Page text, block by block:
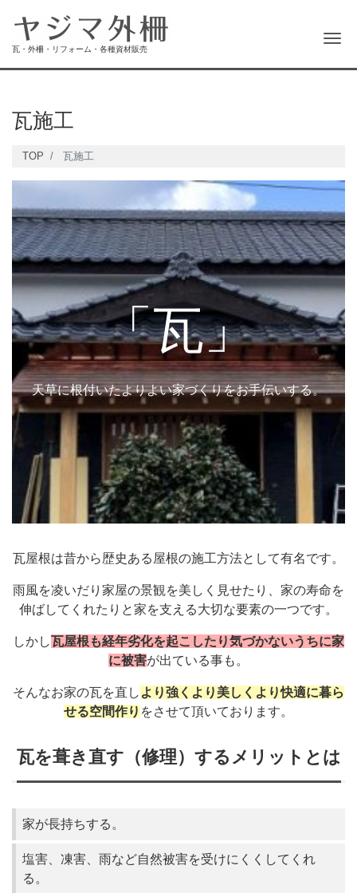
瓦・外柵・リフォーム・各種資材販売
瓦施工
TOP 瓦施工
「瓦」
天草に根付いたよりよい家づくりをお手伝いする。
瓦屋根は昔から歴史ある屋根の施工方法として有名です。
雨風を凌いだり家屋の景観を美しく見せたり、家の寿命を
伸ばしてくれたりと家を支える大切な要素の一つです。
しかし瓦屋根も経年劣化を起こしたり気づかないうちに家
に被害が出ている事も。
そんなお家の瓦を直し より強くより美しくより快適に暮ら
せる空間作り をさせて頂いております。
瓦を葺き直す（修理）するメリットとは
家が長持ちする。
塩害、凍害、雨など自然被害を受けにくくしてくれ
る。